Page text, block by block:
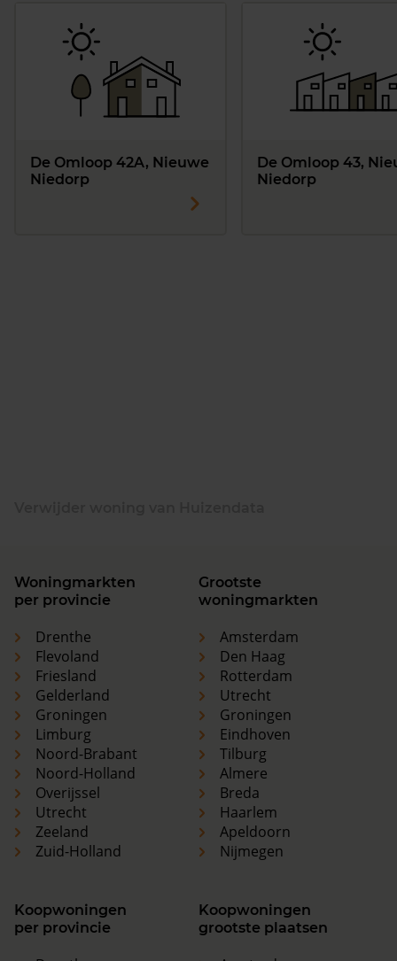
De Omloop 42A, Nieuwe
Niedorp
De Omloop 43,
Niedorp
Woningmarkten
per provincie
Drenthe
Flevoland
Friesland
Gelderland
Groningen
Limburg
Noord-Brabant
Noord-Holland
Overijssel
Utrecht
Zeeland
Zuid-Holland
Grootste
woningmarkten
Amsterdam
Den Haag
Rotterdam
Utrecht
Groningen
Eindhoven
Tilburg
Almere
Breda
Haarlem
Apeldoorn
Nijmegen
Koopwoningen
per provincie
Koopwoningen
grootste plaatsen